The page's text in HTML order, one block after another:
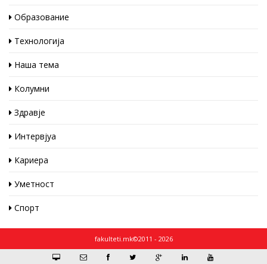
Образование
Технологија
Наша тема
Колумни
Здравје
Интервјуа
Кариера
Уметност
Спорт
fakulteti.mk©2011 - 2026